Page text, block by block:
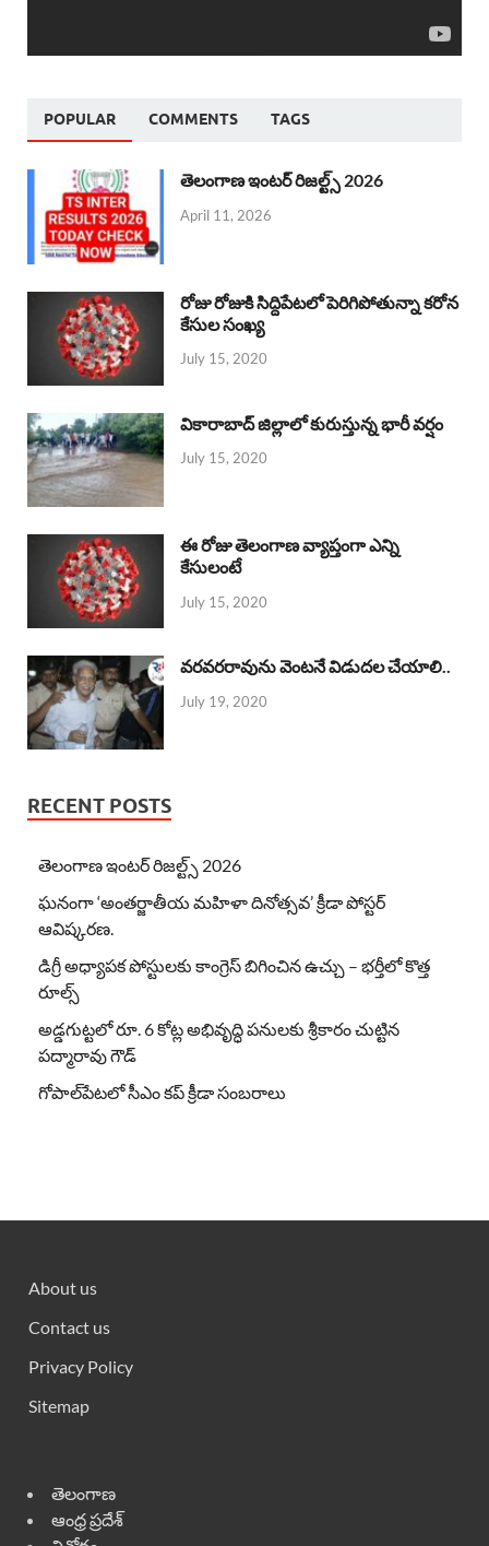
POPULAR COMMENTS TAGS
తెలంగాణ ఇంటర్ రిజల్ట్స్ 2026
April 11, 2026
రోజు రోజుకి సిద్దిపేటలో పెరిగిపోతున్నా కరోన
కేసుల సంఖ్య
July 15, 2020
వికారాబాద్ జిల్లాలో కురుస్తున్న భారీ వర్షం
July 15, 2020
ఈ రోజు తెలంగాణ వ్యాప్తంగా ఎన్ని
కేసులంటే
July 15, 2020
వరవరరావును వెంటనే విడుదల చేయాలి..
July 19, 2020
RECENT POSTS
తెలంగాణ ఇంటర్ రిజల్ట్స్ 2026
ఘనంగా ‘అంతర్జాతీయ మహిళా దినోత్సవ’ క్రీడా పోస్టర్
ఆవిష్కరణ.
డిగ్రీ అధ్యాపక పోస్టులకు కాంగ్రెస్ బిగించిన ఉచ్చు – భర్తీలో కొత్త
రూల్స్
అడ్డగుట్టలో రూ. 6 కోట్ల అభివృద్ధి పనులకు శ్రీకారం చుట్టిన
పద్మారావు గౌడ్
గోపాల్‌పేటలో సీఎం కప్ క్రీడా సంబరాలు
About us
Contact us
Privacy Policy
Sitemap
తెలంగాణ
ఆంధ్ర ప్రదేశ్